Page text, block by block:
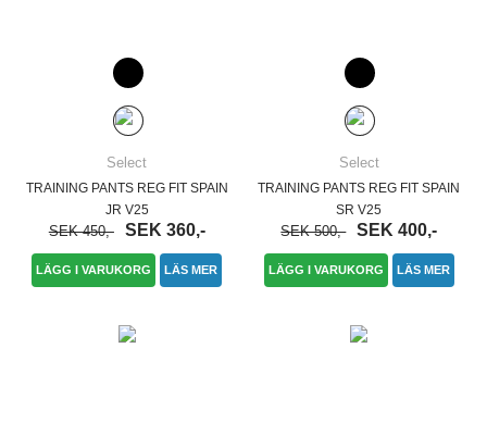
Select
TRAINING PANTS REG FIT SPAIN
JR V25
SEK 450,- SEK 360,-
LÄGG I VARUKORG LÄS MER
Select
TRAINING PANTS REG FIT SPAIN
SR V25
SEK 500,- SEK 400,-
LÄGG I VARUKORG LÄS MER